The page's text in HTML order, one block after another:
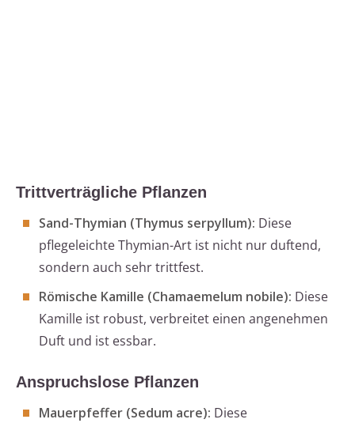
Trittverträgliche Pflanzen
Sand-Thymian (Thymus serpyllum): Diese
pflegeleichte Thymian-Art ist nicht nur duftend,
sondern auch sehr trittfest.
Römische Kamille (Chamaemelum nobile): Diese
Kamille ist robust, verbreitet einen angenehmen
Duft und ist essbar.
Anspruchslose Pflanzen
Mauerpfeffer (Sedum acre): Diese